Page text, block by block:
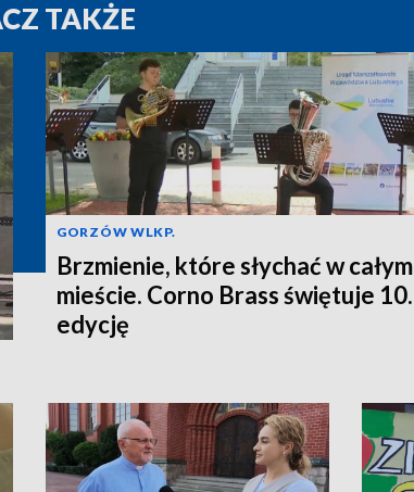
TAKŻE
GORZÓW WLKP.
Brzmienie, które słychać w całym
mieście. Corno Brass świętuje 10.
edycję